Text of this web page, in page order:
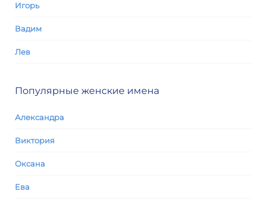
Игорь
Вадим
Лев
Популярные женские имена
Александра
Виктория
Оксана
Ева